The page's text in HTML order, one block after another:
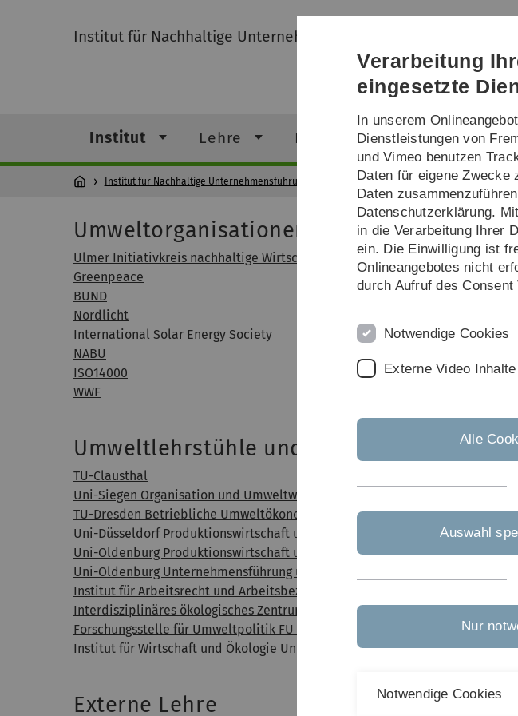
Institut für Nachhaltige Unternehmensführung
Institut Lehre Forschung
Institut für Nachhaltige Unternehmensführung Links zur Nachhaltigkeit
Umweltorganisationen
Ulmer Initiativkreis nachhaltige Wirtschaftsentwicklung e. V. (unw)
Greenpeace
BUND
Nordlicht
International Solar Energy Society
NABU
ISO14000
WWF
Umweltlehrstühle und -
TU-Clausthal
Uni-Siegen Organisation und Umweltwirtschaft
TU-Dresden Betriebliche Umweltökonomie
Uni-Düsseldorf Produktionswirtschaft und Umweltökonomie
Uni-Oldenburg Produktionswirtschaft und Umwelt
Uni-Oldenburg Unternehmensführung und Betriebliche Umweltpolitik
Institut für Arbeitsrecht und Arbeitsbeziehungen in der EG
Interdisziplinäres ökologisches Zentrum TU Freiberg
Forschungsstelle für Umweltpolitik FU Berlin
Institut für Wirtschaft und Ökologie Universität St. Gallen
Externe Lehre
Verarbeitung
eingesetzte
In unserem
Dienstleistungen von
und Vimeo benutzen
Daten für eigene Zwecke
Daten
Datenschutzerklärung.
in die Verarbeitung Ihrer
ein. Die Einwilligung ist
Onlineangebotes nicht
durch Aufruf des
Notwendige Cookies
Externe Video Inhalte
Alle
Auswahl
Nur
Notwendige Cookies